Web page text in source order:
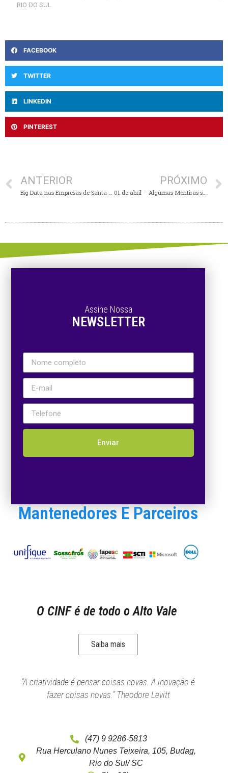
RIO DO SUL
FACEBOOK
TWITTER
LINKEDIN
PINTEREST
ANTERIOR PRÓXIMO
01 de abril – Algumas Mentiras sobre Inovação que parecem verdade mas não são
Assine Nossa
NEWSLETTER
Enviar
Mantenedores E Parceiros
O CINF é de todo o Alto Vale
Saiba mais
“A criatividade é pensar coisas novas. A inovação é
fazer coisas novas.” Theodore Levitt
(47) 9 9286-5813
Rua Herculano Nunes Teixeira, 105, Budag,
Rio do Sul/ SC